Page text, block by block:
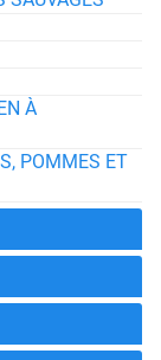
À
POMMES ET